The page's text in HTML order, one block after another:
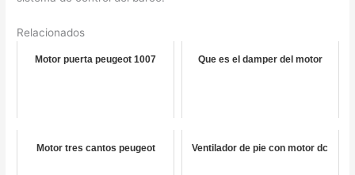
Relacionados
Motor puerta peugeot 1007 Que es el damper del motor
Motor tres cantos peugeot Ventilador de pie con motor dc